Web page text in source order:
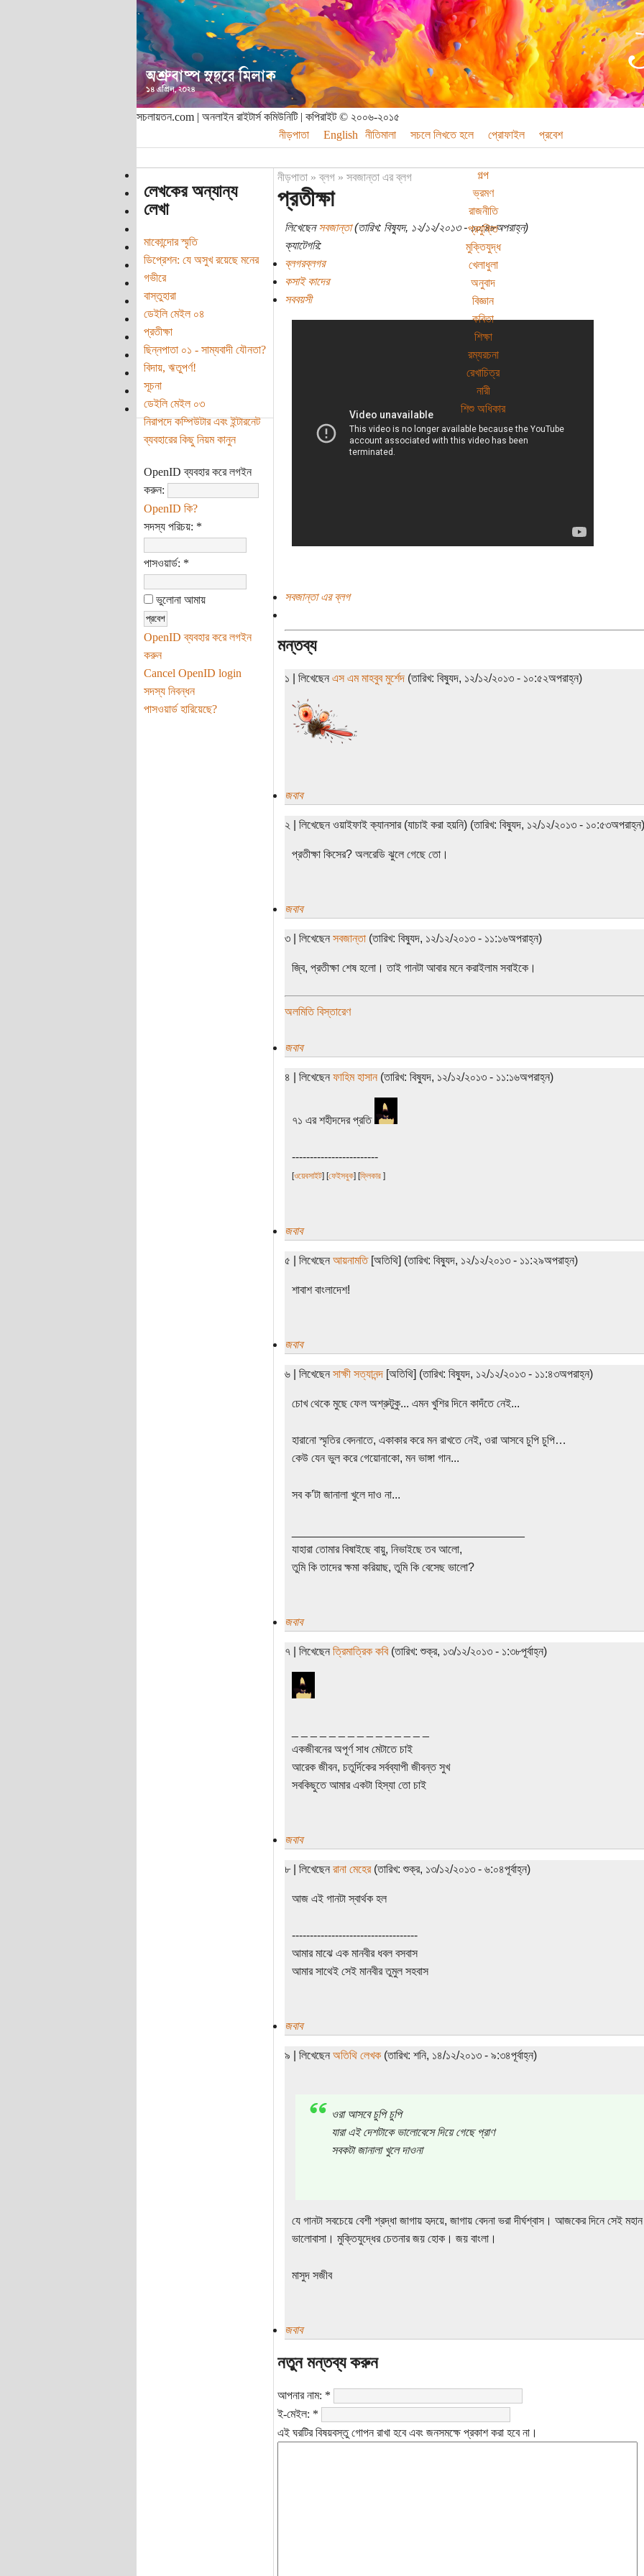
সচলায়তন.com | অনলাইন রাইটার্স কমিউনিটি | কপিরাইট © ২০০৬-২০১৫
নীড়পাতা
English নীতিমালা সচলে লিখতে হলে প্রোফাইল প্রবেশ
গল্প
ভ্রমণ
রাজনীতি
প্রযুক্তি
মুক্তিযুদ্ধ
খেলাধুলা
অনুবাদ
বিজ্ঞান
কবিতা
শিক্ষা
রম্যরচনা
রেখাচিত্র
নারী
শিশু অধিকার
লেখকের অন্যান্য
লেখা
মাকোন্দোর স্মৃতি
ডিপ্রেশন: যে অসুখ রয়েছে মনের
গভীরে
বাস্তুহারা
ডেইলি মেইল ০৪
প্রতীক্ষা
ছিন্নপাতা ০১ - সাম্যবাদী যৌনতা?
বিদায়, ঋতুপর্ণ!
সূচনা
ডেইলি মেইল ০৩
নিরাপদে কম্পিউটার এবং ইন্টারনেট
ব্যবহারের কিছু নিয়ম কানুন
OpenID ব্যবহার করে লগইন
করুন:
OpenID কি?
সদস্য পরিচয়: *
পাসওয়ার্ড: *
ভুলোনা আমায়
OpenID ব্যবহার করে লগইন
করুন
Cancel OpenID login
সদস্য নিবন্ধন
পাসওয়ার্ড হারিয়েছে?
নীড়পাতা»ব্লগ» সবজান্তা এর ব্লগ
প্রতীক্ষা
লিখেছেনসবজান্তা(তারিখ: বিষ্যুদ, ১২/১২/২০১৩ - ১০:৪৮অপরাহ্ন)
ক্যাটেগরি:
ব্লগরব্লগর
কসাই কাদের
সববয়সী
সবজান্তা এর ব্লগ
মন্তব্য
১ | লিখেছেন এস এম মাহবুব মুর্শেদ(তারিখ: বিষ্যুদ, ১২/১২/২০১৩ - ১০:৫২অপরাহ্ন)
জবাব
২ | লিখেছেন ওয়াইফাই ক্যানসার (যাচাই করা হয়নি) (তারিখ: বিষ্যুদ, ১২/১২/২০১৩ - ১০:৫৩অপরাহ্ন)
প্রতীক্ষা কিসের? অলরেডি ঝুলে গেছে তো।
জবাব
৩ | লিখেছেন সবজান্তা(তারিখ: বিষ্যুদ, ১২/১২/২০১৩ - ১১:১৬অপরাহ্ন)
জ্বি, প্রতীক্ষা শেষ হলো। তাই গানটা আবার মনে করাইলাম সবাইকে।
অলমিতি বিস্তারেণ
জবাব
৪ | লিখেছেন ফাহিম হাসান(তারিখ: বিষ্যুদ, ১২/১২/২০১৩ - ১১:১৬অপরাহ্ন)
৭১ এর শহীদদের প্রতি
------------------------
[ওয়েবসাইট] [ফেইসবুক] [ফ্লিকার ]
জবাব
৫ | লিখেছেন আয়নামতি[অতিথি] (তারিখ: বিষ্যুদ, ১২/১২/২০১৩ - ১১:২৯অপরাহ্ন)
শাবাশ বাংলাদেশ!
জবাব
৬ | লিখেছেন সাক্ষী সত্যানন্দ[অতিথি] (তারিখ: বিষ্যুদ, ১২/১২/২০১৩ - ১১:৪৩অপরাহ্ন)
চোখ থেকে মুছে ফেল অশ্রুটুকু... এমন খুশির দিনে কাদঁতে নেই...
হারানো স্মৃতির বেদনাতে, একাকার করে মন রাখতে নেই, ওরা আসবে চুপি চুপি…
কেউ যেন ভুল করে গেয়োনাকো, মন ভাঙ্গা গান...
সব ক’টা জানালা খুলে দাও না...
যাহারা তোমার বিষাইছে বায়ু, নিভাইছে তব আলো,
তুমি কি তাদের ক্ষমা করিয়াছ, তুমি কি বেসেছ ভালো?
জবাব
৭ | লিখেছেন ত্রিমাত্রিক কবি(তারিখ: শুক্র, ১৩/১২/২০১৩ - ১:৩৮পূর্বাহ্ন)
একজীবনের অপূর্ণ সাধ মেটাতে চাই
আরেক জীবন, চতুর্দিকের সর্বব্যাপী জীবন্ত সুখ
সবকিছুতে আমার একটা হিস্যা তো চাই
জবাব
৮ | লিখেছেন রানা মেহের(তারিখ: শুক্র, ১৩/১২/২০১৩ - ৬:০৪পূর্বাহ্ন)
আজ এই গানটা স্বার্থক হল
-----------------------------------
আমার মাঝে এক মানবীর ধবল বসবাস
আমার সাথেই সেই মানবীর তুমুল সহবাস
জবাব
৯ | লিখেছেন অতিথি লেখক(তারিখ: শনি, ১৪/১২/২০১৩ - ৯:৩৪পূর্বাহ্ন)
ওরা আসবে চুপি চুপি
যারা এই দেশটাকে ভালোবেসে দিয়ে গেছে প্রাণ
সবকটা জানালা খুলে দাওনা
যে গানটা সবচেয়ে বেশী শ্রদ্ধা জাগায় হৃদয়ে, জাগায় বেদনা ভরা দীর্ঘশ্বাস। আজকের দিনে সেই
ভালোবাসা। মুক্তিযুদ্ধের চেতনার জয় হোক। জয় বাংলা।
মাসুদ সজীব
জবাব
নতুন মন্তব্য করুন
আপনার নাম: *
ই-মেইল: *
এই ঘরটির বিষয়বস্তু গোপন রাখা হবে এবং জনসমক্ষে প্রকাশ করা হবে না।